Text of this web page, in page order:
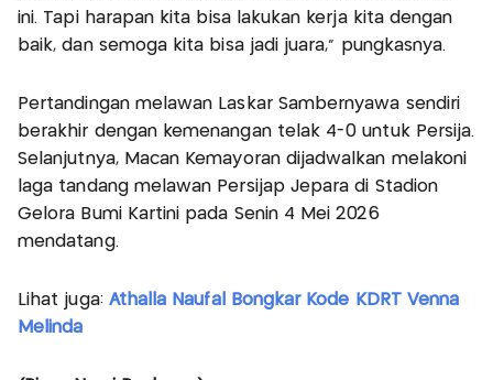
ini. Tapi harapan kita bisa lakukan kerja kita dengan
baik, dan semoga kita bisa jadi juara," pungkasnya.
Pertandingan melawan Laskar Sambernyawa sendiri
berakhir dengan kemenangan telak 4-0 untuk Persija.
Selanjutnya, Macan Kemayoran dijadwalkan melakoni
laga tandang melawan Persijap Jepara di Stadion
Gelora Bumi Kartini pada Senin 4 Mei 2026
mendatang.
Lihat juga: Athalla Naufal Bongkar Kode KDRT Venna
Melinda